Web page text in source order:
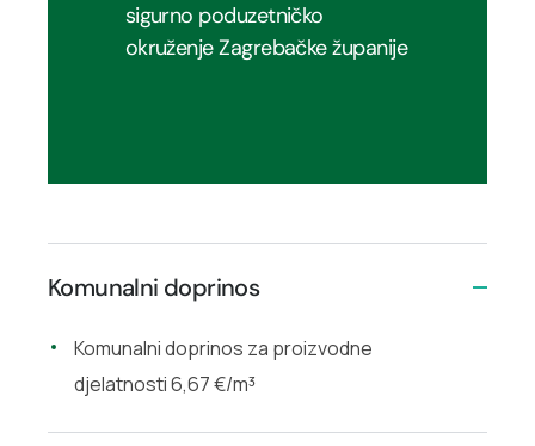
sigurno poduzetničko
okruženje Zagrebačke županije
Komunalni doprinos
Komunalni doprinos za proizvodne
djelatnosti 6,67 €/m³